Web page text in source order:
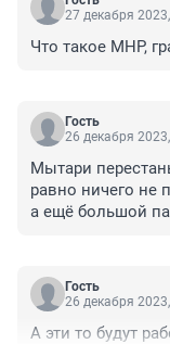
27 декабря
Что такое МНР,
Гость
26 декабря
Мытари
равно ничего не
а ещё большой
Гость
26 декабря
А эти то будут